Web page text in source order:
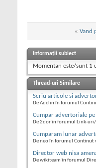
« Vand
Informații subiect
Momentan este/sunt 1
Thread-uri Similare
Scriu articole si
De Adelin în forumul
Cumpar advertoriale
De 2dor în forumul Link-
Cumparam lunar
De neo în forumul Continut
Director web nisa
De wikiteam în forumul